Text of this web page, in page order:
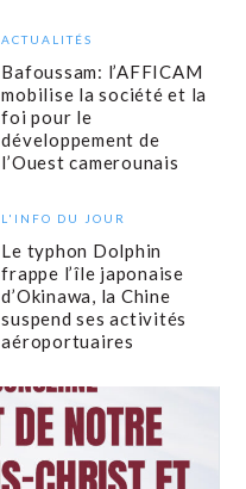
ACTUALITÉS
Bafoussam: l’AFFICAM
mobilise la société et la
foi pour le
développement de
l’Ouest camerounais
L'INFO DU JOUR
Le typhon Dolphin
frappe l’île japonaise
d’Okinawa, la Chine
suspend ses activités
aéroportuaires